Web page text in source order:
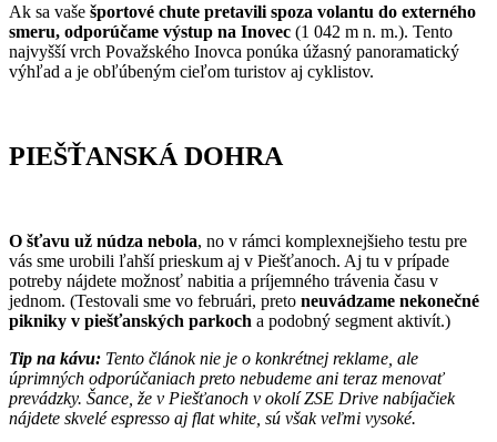
Ak sa vaše športové chute pretavili spoza volantu do externého
smeru, odporúčame výstup na Inovec (1 042 m n. m.). Tento
najvyšší vrch Považského Inovca ponúka úžasný panoramatický
výhľad a je obľúbeným cieľom turistov aj cyklistov.
PIEŠŤANSKÁ DOHRA
O šťavu už núdza nebola, no v rámci komplexnejšieho testu pre
vás sme urobili ľahší prieskum aj v Piešťanoch. Aj tu v prípade
potreby nájdete možnosť nabitia a príjemného trávenia času v
jednom. (Testovali sme vo februári, preto neuvádzame nekonečné
pikniky v piešťanských parkoch a podobný segment aktivít.)
Tip na kávu: Tento článok nie je o konkrétnej reklame, ale
úprimných odporúčaniach preto nebudeme ani teraz menovať
prevádzky. Šance, že v Piešťanoch v okolí ZSE Drive nabíjačiek
nájdete skvelé espresso aj flat white, sú však veľmi vysoké.